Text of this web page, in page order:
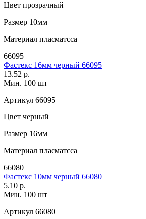
Цвет прозрачный
Размер 10мм
Материал пласматсса
66095
Фастекс 16мм черный 66095
13.52 р.
Мин. 100 шт
Артикул 66095
Цвет черный
Размер 16мм
Материал пласматсса
66080
Фастекс 10мм черный 66080
5.10 р.
Мин. 100 шт
Артикул 66080